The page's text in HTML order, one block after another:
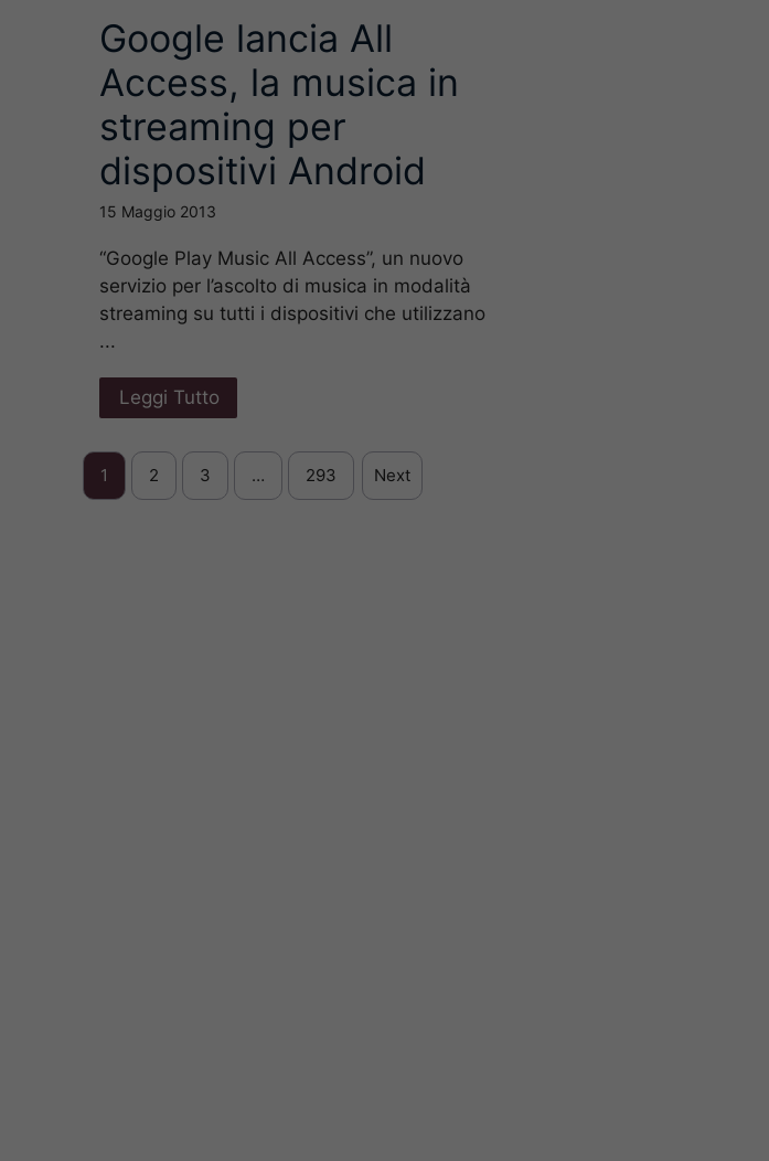
Google lancia All
Access, la musica in
streaming per
dispositivi Android
15 Maggio 2013
“Google Play Music All Access”, un nuovo
servizio per l’ascolto di musica in modalità
streaming su tutti i dispositivi che utilizzano
...
Leggi Tutto
1 2 3 … 293 Next